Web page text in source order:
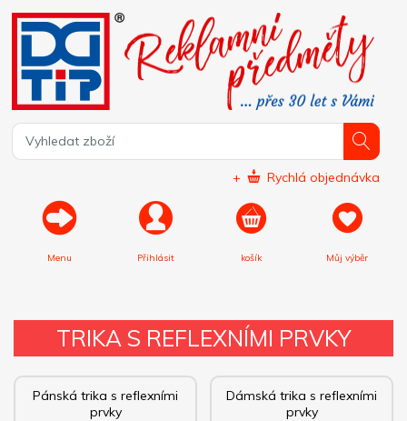
+ Rychlá objednávka
Menu Přihlásit košík Můj výběr
TRIKA S REFLEXNÍMI PRVKY
Pánská trika s reflexními
prvky
Dámská trika s reflexními
prvky